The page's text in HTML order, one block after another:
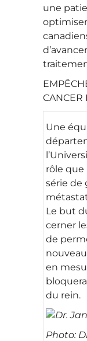
une
CANCER
Une
rôle que
série de
Le but
cerner
de
en
du rein.
Photo: